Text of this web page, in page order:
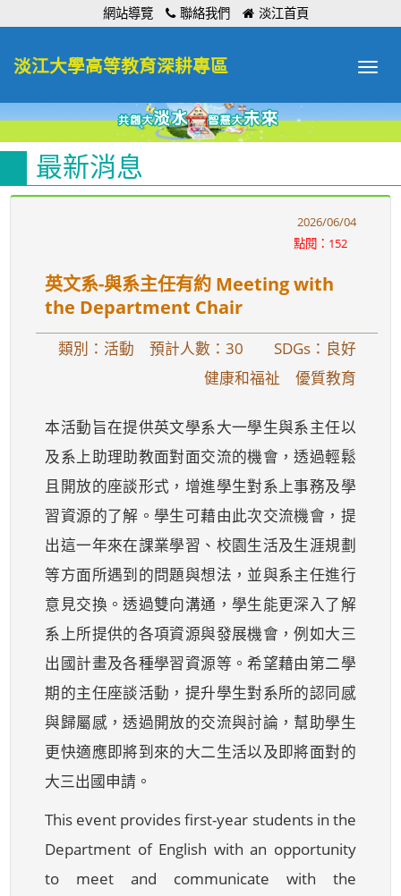
網站導覽 聯絡我們 淡江首頁
Toggle
淡江大學高等教育深耕專區
最新消息
2026/06/04
點閱：152
英文系-與系主任有約 Meeting with
the Department Chair
類別：活動 預計人數：30
SDGs：良好
健康和福祉 優質教育
本活動旨在提供英文學系大一學生與系主任以
及系上助理助教面對面交流的機會，透過輕鬆
且開放的座談形式，增進學生對系上事務及學
習資源的了解。學生可藉由此次交流機會，提
出這一年來在課業學習、校園生活及生涯規劃
等方面所遇到的問題與想法，並與系主任進行
意見交換。透過雙向溝通，學生能更深入了解
系上所提供的各項資源與發展機會，例如大三
出國計畫及各種學習資源等。希望藉由第二學
期的主任座談活動，提升學生對系所的認同感
與歸屬感，透過開放的交流與討論，幫助學生
更快適應即將到來的大二生活以及即將面對的
大三出國申請。
This event provides first-year students in the
Department of English with an opportunity
to meet and communicate with the